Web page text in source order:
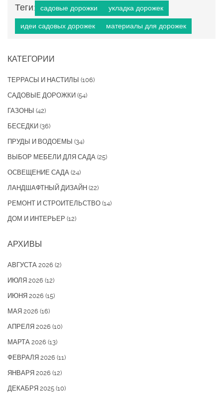
Теги: садовые дорожки укладка дорожек
идеи садовых дорожек материалы для дорожек
КАТЕГОРИИ
ТЕРРАСЫ И НАСТИЛЫ (106)
САДОВЫЕ ДОРОЖКИ (54)
ГАЗОНЫ (42)
БЕСЕДКИ (36)
ПРУДЫ И ВОДОЕМЫ (34)
ВЫБОР МЕБЕЛИ ДЛЯ САДА (25)
ОСВЕЩЕНИЕ САДА (24)
ЛАНДШАФТНЫЙ ДИЗАЙН (22)
РЕМОНТ И СТРОИТЕЛЬСТВО (14)
ДОМ И ИНТЕРЬЕР (12)
АРХИВЫ
АВГУСТА 2026 (2)
ИЮЛЯ 2026 (12)
ИЮНЯ 2026 (15)
МАЯ 2026 (16)
АПРЕЛЯ 2026 (10)
МАРТА 2026 (13)
ФЕВРАЛЯ 2026 (11)
ЯНВАРЯ 2026 (12)
ДЕКАБРЯ 2025 (10)